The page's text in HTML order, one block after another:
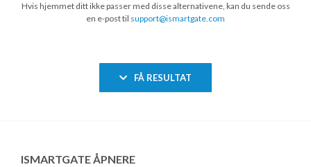
Hvis hjemmet ditt ikke passer med disse alternativene, kan du sende oss
en e-post til support@ismartgate.com
FÅ RESULTAT
ISMARTGATE ÅPNERE